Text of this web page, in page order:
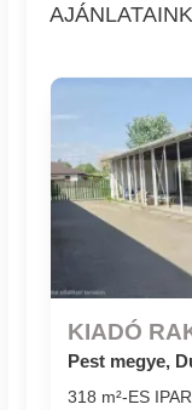
KIADÓ
Pest megye,
318 m²-ES